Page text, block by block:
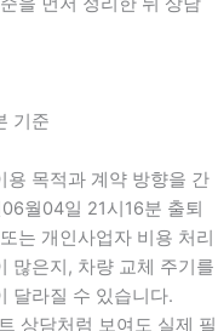
기준
용 목적과 계약 방향을 간
월04일 21시16분 출퇴
는 개인사업자 비용 처리
많은지, 차량 교체 주기를
달라질 수 있습니다.
상담처럼 보여도 실제 필